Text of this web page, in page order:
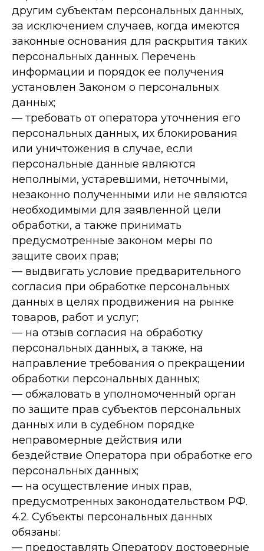
другим субъектам персональных данных,
за исключением случаев, когда имеются
законные основания для раскрытия таких
персональных данных. Перечень
информации и порядок ее получения
установлен Законом о персональных
данных;
— требовать от оператора уточнения его
персональных данных, их блокирования
или уничтожения в случае, если
персональные данные являются
неполными, устаревшими, неточными,
незаконно полученными или не являются
необходимыми для заявленной цели
обработки, а также принимать
предусмотренные законом меры по
защите своих прав;
— выдвигать условие предварительного
согласия при обработке персональных
данных в целях продвижения на рынке
товаров, работ и услуг;
— на отзыв согласия на обработку
персональных данных, а также, на
направление требования о прекращении
обработки персональных данных;
— обжаловать в уполномоченный орган
по защите прав субъектов персональных
данных или в судебном порядке
неправомерные действия или
бездействие Оператора при обработке его
персональных данных;
— на осуществление иных прав,
предусмотренных законодательством РФ.
4.2. Субъекты персональных данных
обязаны:
— предоставлять Оператору достоверные